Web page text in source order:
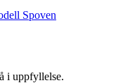
Spoven
i uppfyllelse.